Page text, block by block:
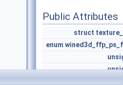
Public Attributes
struct
enum